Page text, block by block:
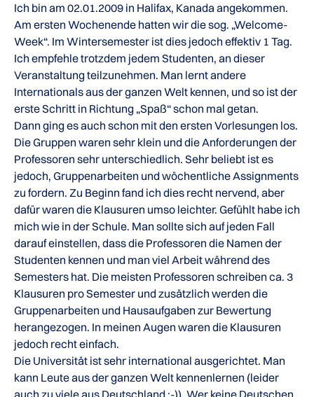
Ich bin am 02.01.2009 in Halifax, Kanada angekommen.
Am ersten Wochenende hatten wir die sog. „Welcome-
Week“. Im Wintersemester ist dies jedoch effektiv 1 Tag.
Ich empfehle trotzdem jedem Studenten, an dieser
Veranstaltung teilzunehmen. Man lernt andere
Internationals aus der ganzen Welt kennen, und so ist der
erste Schritt in Richtung „Spaß“ schon mal getan.
Dann ging es auch schon mit den ersten Vorlesungen los.
Die Gruppen waren sehr klein und die Anforderungen der
Professoren sehr unterschiedlich. Sehr beliebt ist es
jedoch, Gruppenarbeiten und wöchentliche Assignments
zu fordern. Zu Beginn fand ich dies recht nervend, aber
dafür waren die Klausuren umso leichter. Gefühlt habe ich
mich wie in der Schule. Man sollte sich auf jeden Fall
darauf einstellen, dass die Professoren die Namen der
Studenten kennen und man viel Arbeit während des
Semesters hat. Die meisten Professoren schreiben ca. 3
Klausuren pro Semester und zusätzlich werden die
Gruppenarbeiten und Hausaufgaben zur Bewertung
herangezogen. In meinen Augen waren die Klausuren
jedoch recht einfach.
Die Universität ist sehr international ausgerichtet. Man
kann Leute aus der ganzen Welt kennenlernen (leider
auch zu viele aus Deutschland :-)). Wer keine Deutschen